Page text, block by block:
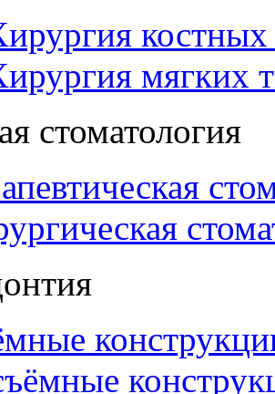
костных
мягких
стоматология